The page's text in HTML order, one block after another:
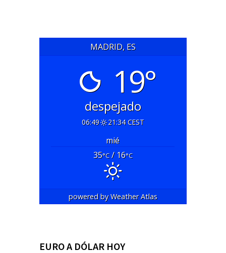
MADRID, ES
19°
despejado
06:49 21:34 CEST
mié
35°C/ 16°C
powered byWeather Atlas
EURO A DÓLAR HOY